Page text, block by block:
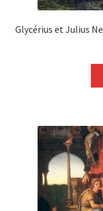
Glycérius et Julius